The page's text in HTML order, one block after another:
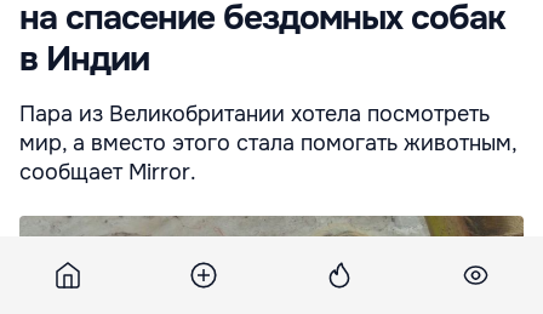
на спасение бездомных собак
в Индии
Пара из Великобритании хотела посмотреть
мир, а вместо этого стала помогать животным,
сообщает Mirror.